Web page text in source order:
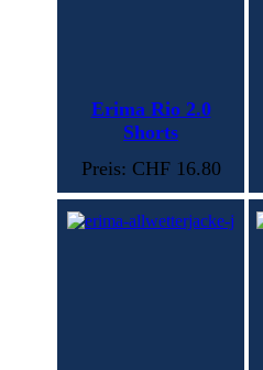
Erima Rio 2.0
Shorts
Preis: CHF 16.80